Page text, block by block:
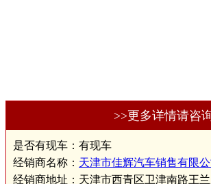
>>更多详情请咨
是否有现车：有现车
经销商名称： 天津市佳辉汽车销售有限公
经销商地址：天津市西青区卫津南路王